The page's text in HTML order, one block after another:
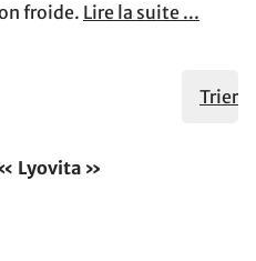
froide. Lire la suite ...
Trier
Lyovita »